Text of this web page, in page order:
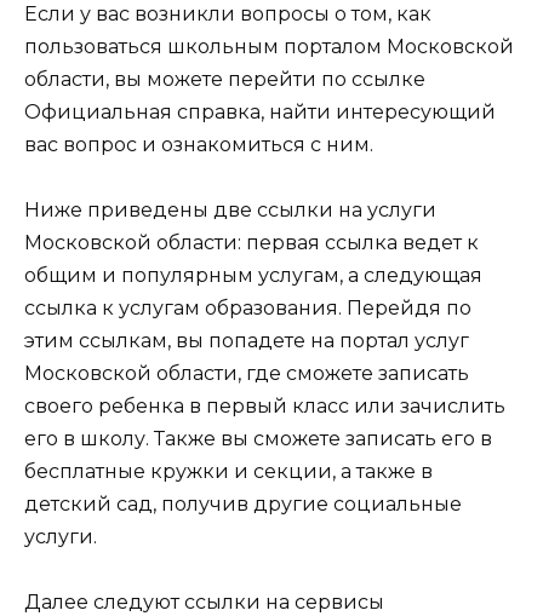
Если у вас возникли вопросы о том, как
пользоваться школьным порталом Московской
области, вы можете перейти по ссылке
Официальная справка, найти интересующий
вас вопрос и ознакомиться с ним.
Ниже приведены две ссылки на услуги
Московской области: первая ссылка ведет к
общим и популярным услугам, а следующая
ссылка к услугам образования. Перейдя по
этим ссылкам, вы попадете на портал услуг
Московской области, где сможете записать
своего ребенка в первый класс или зачислить
его в школу. Также вы сможете записать его в
бесплатные кружки и секции, а также в
детский сад, получив другие социальные
услуги.
Далее следуют ссылки на сервисы